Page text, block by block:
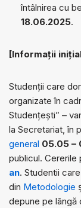
întâlnirea cu
18.06.2025.
[Informații
Studenții care
organizate în
Studenţeşti” –
la Secretariat, în
general 05.05 –
publicul. Cererile
an. Studentii
din Metodologie
depune pe